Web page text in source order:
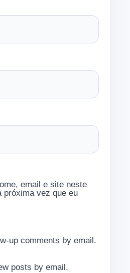
email e site neste
próxima vez que eu
up comments by email.
posts by email.